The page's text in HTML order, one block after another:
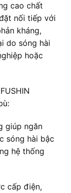
cao chất
nối tiếp với
kháng,
do sóng hài
hoặc
giúp ngăn
sóng hài bậc
hệ thống
cấp điện,